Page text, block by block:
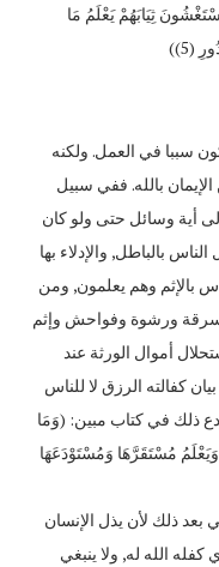
ثِيَابَهُمْ يَعْلَمُ مَا
(5))
سببا في العمل. ولكنه
بالله. ففي سبيل
أية وسائل حتى ولو كان
بالباطل, والإدلاء بها
بالإثم وهم يعلمون, ومن
ورشوة وفواحش وإثم
أموال الورثة عند
كفالته الرزق لا للناس
ذلك في كتاب مبين: (وَمَا
مُسْتَقَرَّهَا وَمُسْتَوْدَعَهَا
بعد ذلك لأن يذل الإنسان
الله له, ولا ينبغي